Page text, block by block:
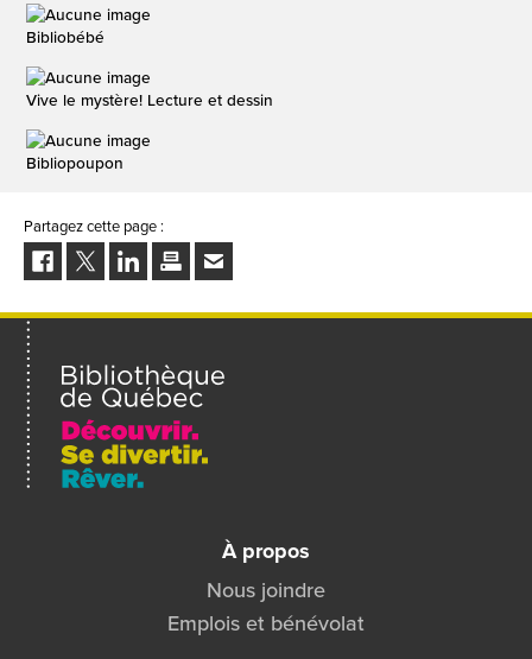
Bibliobébé
Vive le mystère! Lecture et dessin
Bibliopoupon
Partagez cette page :
FacebookTwitterLinkedInImprimerEnvoyer
à
un
À propos
Nous joindre
Emplois et bénévolat